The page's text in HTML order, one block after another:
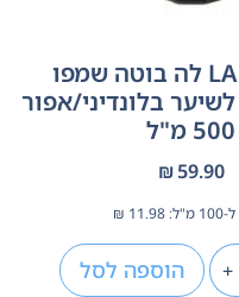
LA BEAUTE לה בוטה שמפו
בלונדיני/אפור
500 מ"ל
₪59.90
מ"ל: ₪ 11.98
+ הוספה לסל